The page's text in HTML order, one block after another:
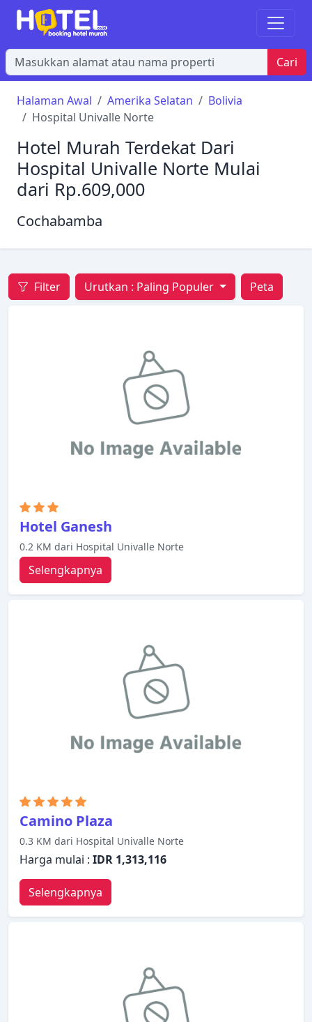
Cari
Halaman Awal Amerika Selatan
Bolivia
Hospital Univalle Norte
Hotel Murah Terdekat Dari
Hospital Univalle Norte Mulai
dari Rp.609,000
Cochabamba
Filter Urutkan : Paling Populer Peta
Hotel Ganesh
0.2 KM dari Hospital Univalle Norte
Selengkapnya
Camino Plaza
0.3 KM dari Hospital Univalle Norte
Harga mulai : IDR 1,313,116
Selengkapnya